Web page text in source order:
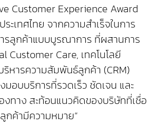
Customer Experience Award
ะเทศไทย จากความสำเร็จในการ
ลูกค้าแบบบูรณาการ ที่ผสานการ
Customer Care, เทคโนโลยี
ริหารความสัมพันธ์ลูกค้า (CRM)
อบบริการที่รวดเร็ว ชัดเจน และ
งทาง สะท้อนแนวคิดของบริษัทที่เชื่อ
กค้ามีความหมาย”